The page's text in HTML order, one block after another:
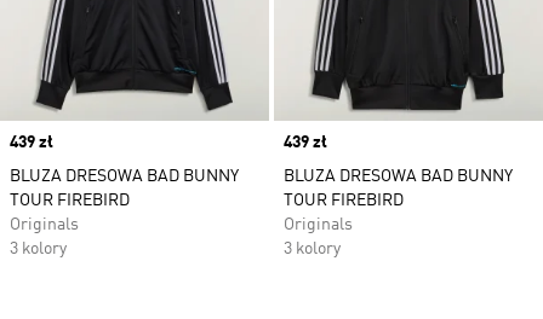
Price
439 zł
BLUZA DRESOWA BAD BUNNY
TOUR FIREBIRD
Originals
3 kolory
Price
439 zł
BLUZA DRESOWA BAD BUNNY
TOUR FIREBIRD
Originals
3 kolory